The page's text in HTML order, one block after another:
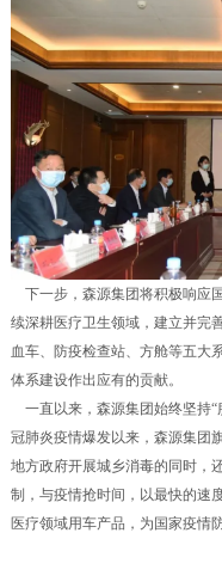
下一步，森源集团将积极响应
续深耕医疗卫生领域，建立并完
血车、防疫检查站、方舱等五大
体系建设作出应有的贡献。
一直以来，森源集团始终坚持“
冠肺炎疫情爆发以来，森源集团
地方政府开展城乡消毒的同时，
制，与疫情抢时间，以最快的速
医疗领域用车产品，为国家疫情